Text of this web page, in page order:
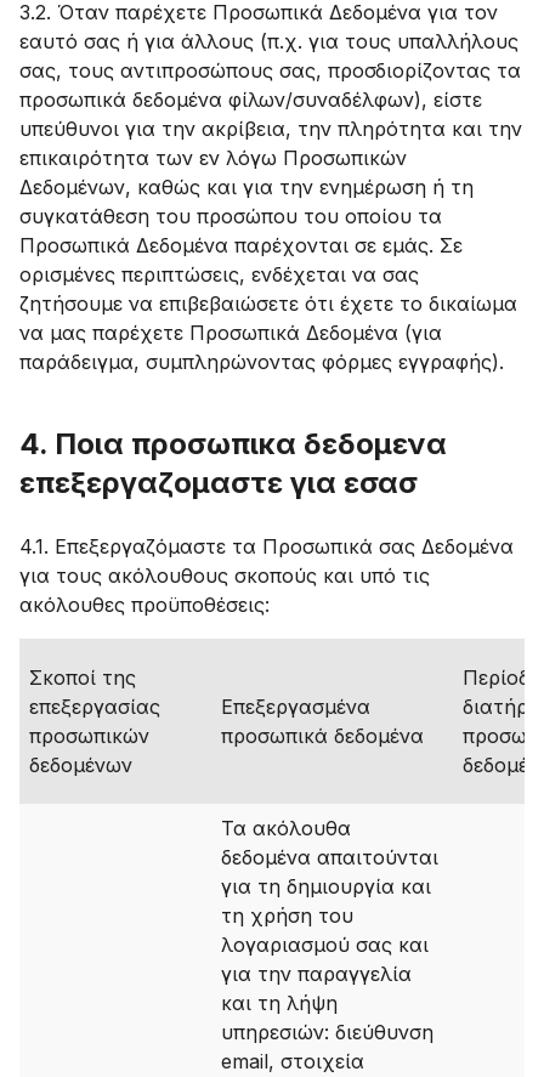
3.2. Όταν παρέχετε Προσωπικά Δεδομένα για τον
εαυτό σας ή για άλλους (π.χ. για τους υπαλλήλους
σας, τους αντιπροσώπους σας, προσδιορίζοντας τα
προσωπικά δεδομένα φίλων/συναδέλφων), είστε
υπεύθυνοι για την ακρίβεια, την πληρότητα και την
επικαιρότητα των εν λόγω Προσωπικών
Δεδομένων, καθώς και για την ενημέρωση ή τη
συγκατάθεση του προσώπου του οποίου τα
Προσωπικά Δεδομένα παρέχονται σε εμάς. Σε
ορισμένες περιπτώσεις, ενδέχεται να σας
ζητήσουμε να επιβεβαιώσετε ότι έχετε το δικαίωμα
να μας παρέχετε Προσωπικά Δεδομένα (για
παράδειγμα, συμπληρώνοντας φόρμες εγγραφής).
4. Ποια προσωπικα δεδομενα
επεξεργαζομαστε για εσασ
4.1. Επεξεργαζόμαστε τα Προσωπικά σας Δεδομένα
για τους ακόλουθους σκοπούς και υπό τις
ακόλουθες προϋποθέσεις:
Σκοποί της
επεξεργασίας
προσωπικών
δεδομένων
Επεξεργασμένα
προσωπικά δεδομένα
Τα ακόλουθα
δεδομένα απαιτούνται
για τη δημιουργία και
τη χρήση του
λογαριασμού σας και
για την παραγγελία
και τη λήψη
υπηρεσιών: διεύθυνση
email, στοιχεία